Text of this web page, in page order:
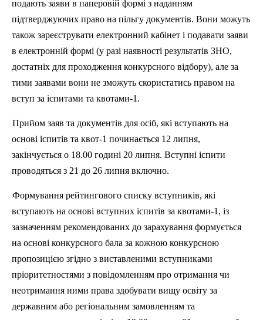
подають заяви в паперовій формі з наданням
підтверджуючих право на пільгу документів. Вони можуть
також зареєструвати електронний кабінет і подавати заяви
в електронній формі (у разі наявності результатів ЗНО,
достатніх для проходження конкурсного відбору), але за
тими заявами вони не зможуть скористатись правом на
вступ за іспитами та квотами-1.
Прийом заяв та документів для осіб, які вступають на
основі іспитів та квот-1 починається 12 липня,
закінчується о 18.00 годині 20 липня. Вступні іспити
проводяться з 21 до 26 липня включно.
Формування рейтингового списку вступників, які
вступають на основі вступних іспитів за квотами-1, із
зазначенням рекомендованих до зарахування формується
на основі конкурсного бала за кожною конкурсною
пропозицією згідно з виставленими вступниками
пріоритетностями з повідомленням про отримання чи
неотримання ними права здобувати вищу освіту за
державним або регіональним замовленням та